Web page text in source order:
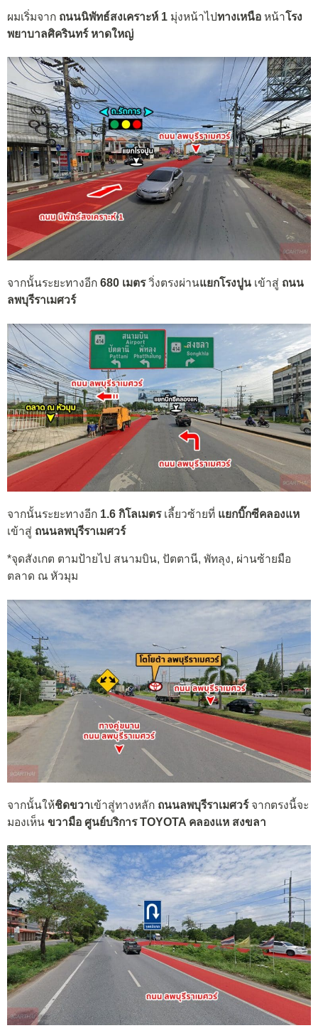
ผมเริ่มจาก ถนนนิพัทธ์สงเคราะห์ 1 มุ่งหน้าไปทางเหนือ หน้าโรง
พยาบาลศิครินทร์ หาดใหญ่
จากนั้นระยะทางอีก 680 เมตรวิ่งตรงผ่านแยกโรงปูน เข้าสู่ ถนน
ลพบุรีราเมศวร์
จากนั้นระยะทางอีก 1.6 กิโลเมตรเลี้ยวซ้ายที่ แยกบิ๊กซีคลองแห
เข้าสู่ ถนนลพบุรีราเมศวร์
*จุดสังเกต ตามป้ายไป สนามบิน, ปัตตานี, พัทลุง, ผ่านซ้ายมือ
ตลาด ณ หัวมุม
จากนั้นให้ชิดขวาเข้าสู่ทางหลัก ถนนลพบุรีราเมศวร์จากตรงนี้จะ
มองเห็น ขวามือ ศูนย์บริการ TOYOTA คลองแห สงขลา